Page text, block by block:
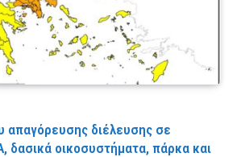
απαγόρευσης διέλευσης σε
δασικά οικοσυστήματα, πάρκα και